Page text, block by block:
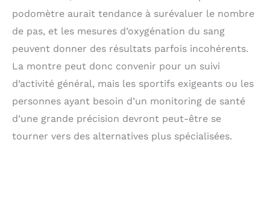
podomètre aurait tendance à surévaluer le nombre
de pas, et les mesures d’oxygénation du sang
peuvent donner des résultats parfois incohérents.
La montre peut donc convenir pour un suivi
d’activité général, mais les sportifs exigeants ou les
personnes ayant besoin d’un monitoring de santé
d’une grande précision devront peut-être se
tourner vers des alternatives plus spécialisées.